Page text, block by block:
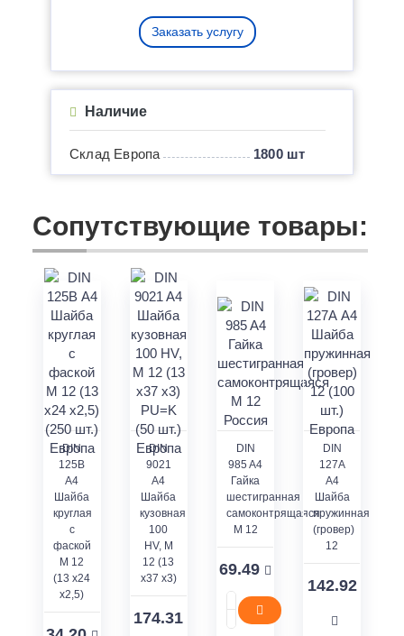
Заказать услугу
Наличие
Склад Европа 1800 шт
Сопутствующие товары:
DIN
125В
А4
Шайба
круглая
с
фаской
М 12
(13 x24
x2,5)
DIN
9021
A4
Шайба
кузовная
100
HV, М
12 (13
x37 x3)
174.31
DIN
985 A4
Гайка
шестигранная
самоконтрящаяся
M 12
69.49
DIN
127А
А4
Шайба
пружинная
(гровер)
12
142.92